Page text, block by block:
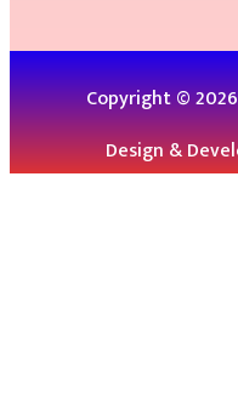
Copyright ©2026
Design &